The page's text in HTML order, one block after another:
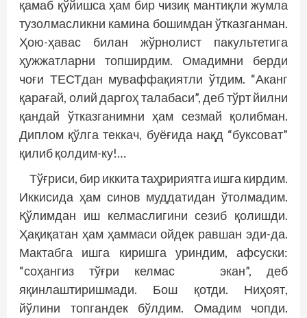
қамаб қўйишса ҳам бир чизиқ мантиқли жумла
тузолмасликни камина бошимдан ўтказганман.
Ҳою-ҳавас билан жўрнолист пакультетига
ҳужжатларни топширдим. Омадимни берди
чоғи ТЕСТдан муваффақиятли ўтдим. “Аканг
қарағай, олий даргоҳ талабаси”, деб тўрт йилни
қандай ўтказганимни ҳам сезмай қолибман.
Дип­лом қўлга теккач, буёғида нақд “буксоват”
қилиб қолдим-ку!…
Тўғриси, бир иккита таҳририятга ишга кирдим.
Иккисида ҳам синов муддатидан ўтолмадим.
Қўлимдан иш келмаслигини сезиб қолишди.
Ҳақиқатан ҳам ҳаммаси ойдек равшан эди-да.
Мактабга ишга киришга уриндим, афсуски:
“соҳангиз тўғри келмас экан”, деб
яқинлаштиришмади. Бош қотди. Ниҳоят,
йўлини топгандек бўлдим. Омадим чопди.